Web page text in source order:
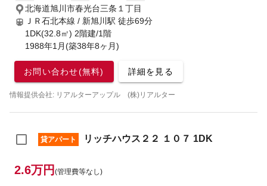
北海道旭川市春光台三条１丁目
ＪＲ石北本線 / 新旭川駅 徒歩69分
1DK(32.8㎡) 2階建/1階
1988年1月(築38年8ヶ月)
お問い合わせ(無料) 詳細を見る
情報提供会社: リアルターアップル (株)リアルター
貸アパート リッチハウス２２ １０７ 1DK
2.6万円 (管理費等なし)